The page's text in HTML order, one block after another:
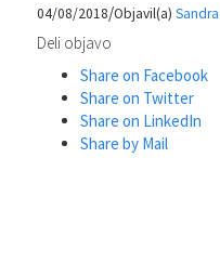
04/08/2018/Objavil(a)
Deli objavo
Share on Facebook
Share on Twitter
Share on LinkedIn
Share by Mail